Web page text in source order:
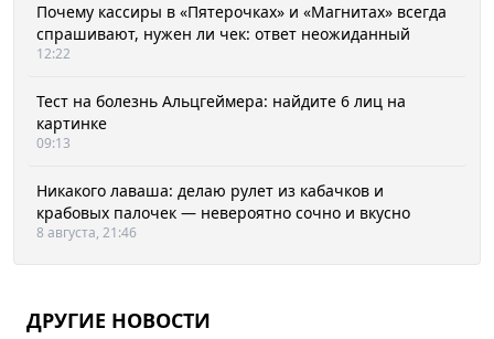
Почему кассиры в «Пятерочках» и «Магнитах» всегда
спрашивают, нужен ли чек: ответ неожиданный
12:22
Тест на болезнь Альцгеймера: найдите 6 лиц на
картинке
09:13
Никакого лаваша: делаю рулет из кабачков и
крабовых палочек — невероятно сочно и вкусно
8 августа, 21:46
ДРУГИЕ НОВОСТИ